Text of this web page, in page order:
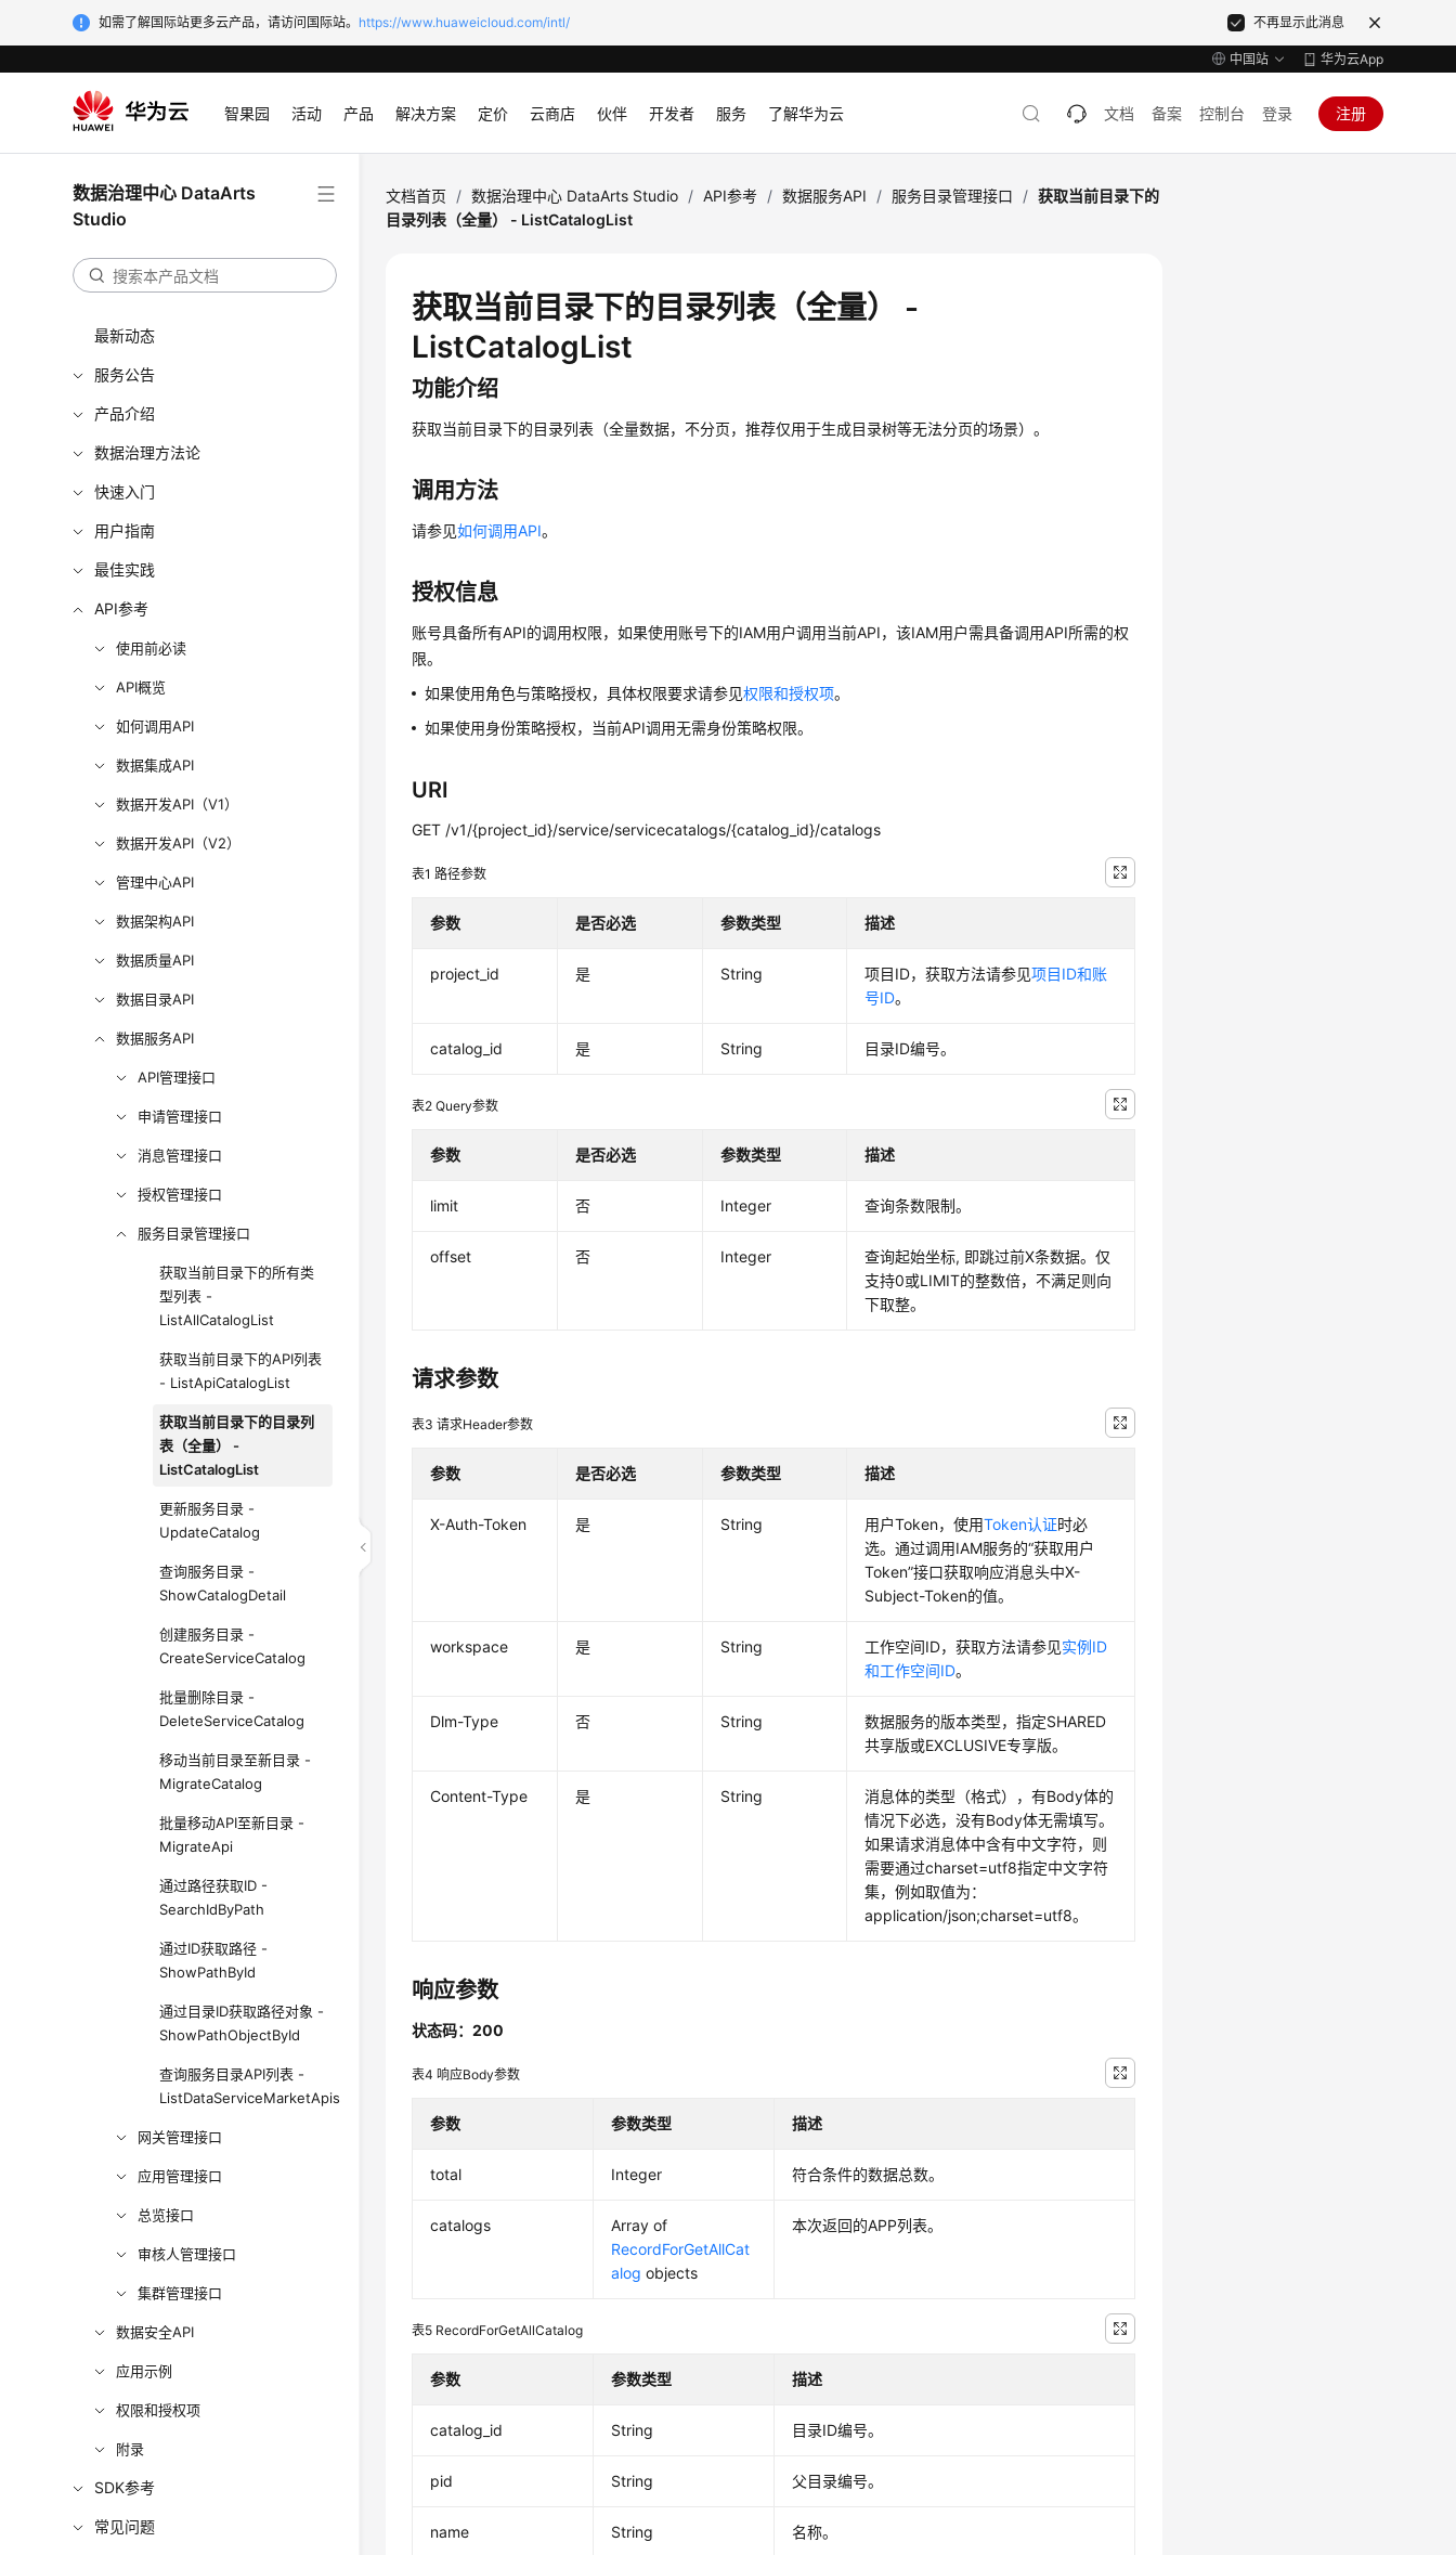
如需了解国际站更多云产品，请访问国际站。 https://www.huaweicloud.com/intl/ 不再显示此消息
中国站 华为云App
智果园 活动 产品 解决方案 定价 云商店 伙伴 开发者 服务 了解华为云 文档 备案 控制台 登录 注册
数据治理中心 DataArts
Studio
最新动态
服务公告
产品介绍
数据治理方法论
快速入门
用户指南
最佳实践
API参考
使用前必读
API概览
如何调用API
数据集成API
数据开发API（V1）
数据开发API（V2）
管理中心API
数据架构API
数据质量API
数据目录API
数据服务API
API管理接口
申请管理接口
消息管理接口
授权管理接口
服务目录管理接口
获取当前目录下的所有类
型列表 -
ListAllCatalogList
获取当前目录下的API列表
- ListApiCatalogList
获取当前目录下的目录列
表（全量） -
ListCatalogList
更新服务目录 -
UpdateCatalog
查询服务目录 -
ShowCatalogDetail
创建服务目录 -
CreateServiceCatalog
批量删除目录 -
DeleteServiceCatalog
移动当前目录至新目录 -
MigrateCatalog
批量移动API至新目录 -
MigrateApi
通过路径获取ID -
SearchIdByPath
通过ID获取路径 -
ShowPathById
通过目录ID获取路径对象 -
ShowPathObjectById
查询服务目录API列表 -
ListDataServiceMarketApis
网关管理接口
应用管理接口
总览接口
审核人管理接口
集群管理接口
数据安全API
应用示例
权限和授权项
附录
SDK参考
常见问题
文档首页 / 数据治理中心 DataArts Studio / API参考 / 数据服务API / 服务目录管理接口 / 获取当前目录下的
目录列表（全量） - ListCatalogList
获取当前目录下的目录列表（全量） -
ListCatalogList
功能介绍
获取当前目录下的目录列表（全量数据，不分页，推荐仅用于生成目录树等无法分页的场景）。
调用方法
请参见如何调用API。
授权信息
账号具备所有API的调用权限，如果使用账号下的IAM用户调用当前API，该IAM用户需具备调用API所需的权
限。
如果使用角色与策略授权，具体权限要求请参见权限和授权项。
如果使用身份策略授权，当前API调用无需身份策略权限。
URI
GET /v1/{project_id}/service/servicecatalogs/{catalog_id}/catalogs
表1路径参数
参数 是否必选 参数类型 描述
project_id 是 String 项目ID，获取方法请参见项目ID和账
号ID。
catalog_id 是 String 目录ID编号。
表2Query参数
参数 是否必选 参数类型 描述
limit 否 Integer 查询条数限制。
offset 否 Integer
查询起始坐标, 即跳过前X条数据。仅
支持0或LIMIT的整数倍，不满足则向
下取整。
请求参数
表3请求Header参数
参数 是否必选 参数类型 描述
X-Auth-Token 是 String 用户Token，使用Token认证时必
选。通过调用IAM服务的“获取用户
Token”接口获取响应消息头中X-
Subject-Token的值。
workspace 是 String 工作空间ID，获取方法请参见实例ID
和工作空间ID。
Dlm-Type 否 String
数据服务的版本类型，指定SHARED
共享版或EXCLUSIVE专享版。
Content-Type 是 String
消息体的类型（格式），有Body体的
情况下必选，没有Body体无需填写。
如果请求消息体中含有中文字符，则
需要通过charset=utf8指定中文字符
集，例如取值为：
application/json;charset=utf8。
响应参数
状态码：200
表4响应Body参数
参数 参数类型 描述
total Integer 符合条件的数据总数。
catalogs
Array of
RecordForGetAllCat
alog objects
本次返回的APP列表。
表5 RecordForGetAllCatalog
参数 参数类型 描述
catalog_id String 目录ID编号。
pid String 父目录编号。
name String 名称。